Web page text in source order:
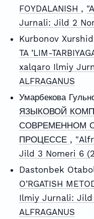
FOYDALANISH ,
Jurnali: Jild 2
Kurbonov
TA ’LIM-
xalqaro Ilmiy
ALFRAGANUS
Умарбекова
ЯЗЫКОВОЙ
СОВРЕМЕННОМ
ПРОЦЕССЕ ,
Jild 3 Nomeri 6
Dastonbek
O’RGATISH
Ilmiy Jurnali: Jild
ALFRAGANUS